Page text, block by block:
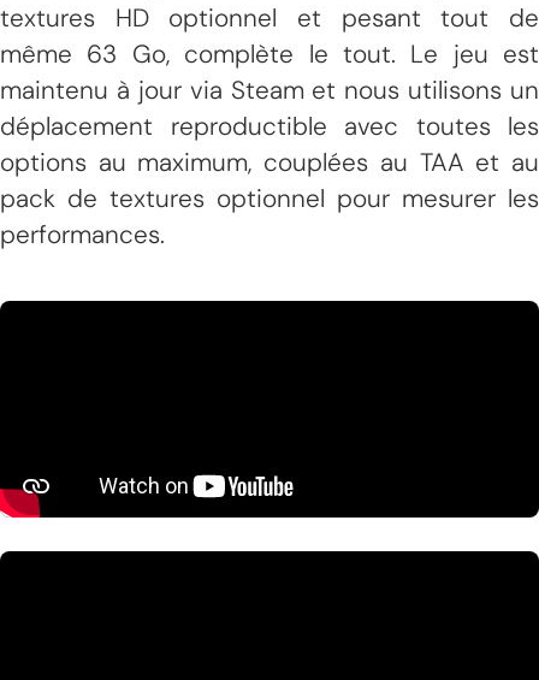
textures HD optionnel et pesant tout de
même 63 Go, complète le tout. Le jeu est
maintenu à jour via Steam et nous utilisons un
déplacement reproductible avec toutes les
options au maximum, couplées au TAA et au
pack de textures optionnel pour mesurer les
performances.